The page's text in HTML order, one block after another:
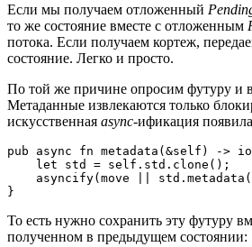
Если мы получаем отложенный
то же состояние вместе с отложенным
потока. Если получаем кортеж,
состояние. Легко и просто.
По той же причине опросим футуру и
Метаданные извлекаются только
искусственная async-ификация
pub async fn metadata(&self) ->
    let std = self.std.clone();
asyncify(move ||
}
То есть нужно сохранить эту футуру
полученном в предыдущем состоянии: